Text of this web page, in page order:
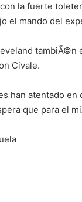
la fuerte
el mando del
tambiÃ©n
Civale.
han atentado en
que para el